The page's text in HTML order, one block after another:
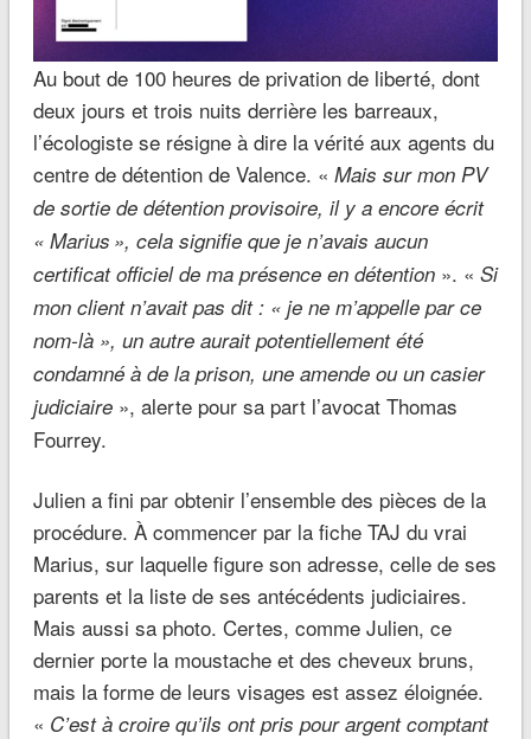
Au bout de 100 heures de privation de liberté, dont
deux jours et trois nuits derrière les barreaux,
l’écologiste se résigne à dire la vérité aux agents du
centre de détention de Valence. « Mais sur mon PV
de sortie de détention provisoire, il y a encore écrit
« Marius », cela signifie que je n’avais aucun
certificat officiel de ma présence en détention». « Si
mon client n’avait pas dit : « je ne m’appelle par ce
nom-là », un autre aurait potentiellement été
condamné à de la prison, une amende ou un casier
judiciaire», alerte pour sa part l’avocat Thomas
Fourrey.
Julien a fini par obtenir l’ensemble des pièces de la
procédure. À commencer par la fiche TAJ du vrai
Marius, sur laquelle figure son adresse, celle de ses
parents et la liste de ses antécédents judiciaires.
Mais aussi sa photo. Certes, comme Julien, ce
dernier porte la moustache et des cheveux bruns,
mais la forme de leurs visages est assez éloignée.
« C’est à croire qu’ils ont pris pour argent comptant